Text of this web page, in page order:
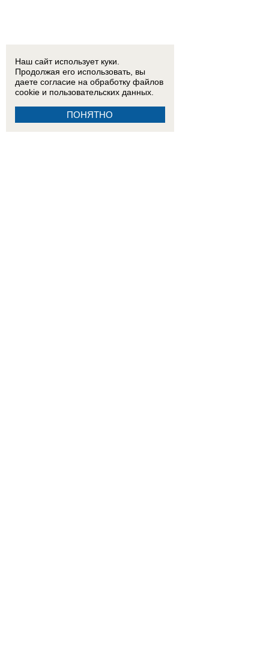
Наш сайт использует куки.
Продолжая его использовать, вы
даете согласие на обработку файлов
cookie и пользовательских данных.
ПОНЯТНО